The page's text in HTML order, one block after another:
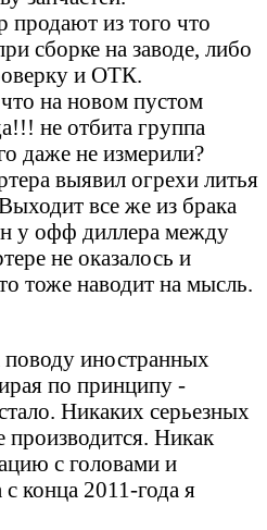
продают из того что
сборке на заводе, либо
и ОТК.
на новом пустом
не отбита группа
даже не измерили?
выявил огрехи литья
все же из брака
у офф диллера между
не оказалось и
тоже наводит на мысль.
иностранных
по принципу -
Никаких серьезных
Никак
с головами и
конца 2011-года я